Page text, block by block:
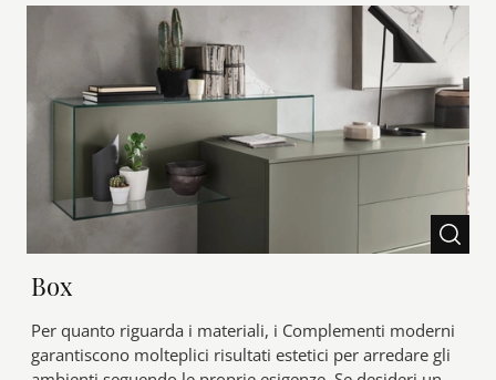
Box
Per quanto riguarda i materiali, i Complementi moderni
garantiscono molteplici risultati estetici per arredare gli